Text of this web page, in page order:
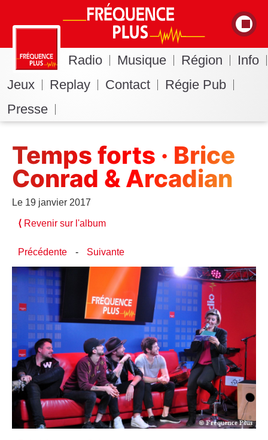
Radio Musique Région
Info
Jeux
Replay Contact
Régie Pub
Presse
Temps forts · Brice
Conrad & Arcadian
Le 19 janvier 2017
⟨ Revenir sur l'album
Précédente - Suivante